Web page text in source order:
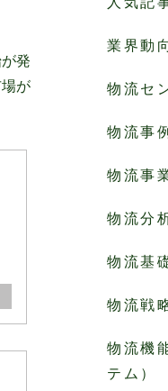
発
が
業界動
物流セ
物流事
物流事
物流分
物流基
物流戦
物流機
テム）